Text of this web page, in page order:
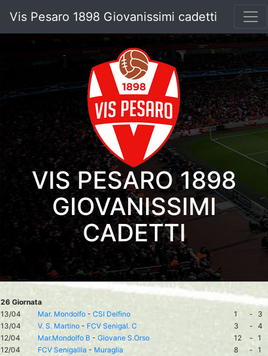
Vis Pesaro 1898 Giovanissimi cadetti
VIS PESARO 1898
GIOVANISSIMI
CADETTI
26 Giornata
13/04
Mar. Mondolfo - CSI Delfino 1 -
3
13/04
V. S. Martino - FCV Senigal. C 3 - 4
12/04
Mar.Mondolfo B - Giovane S.Orso 12 - 1
12/04
FCV Senigallia - Muraglia 8 - 1